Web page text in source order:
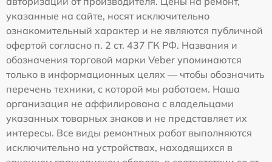
указанные на сайте, носят исключительно
ознакомительный характер и не являются публичной
офертой согласно п. 2 ст. 437 ГК РФ. Названия и
обозначения торговой марки Veber упоминаются
только в информационных целях — чтобы обозначить
перечень техники, с которой мы работаем. Наша
организация не аффилирована с владельцами
указанных товарных знаков и не представляет их
интересы. Все виды ремонтных работ выполняются
исключительно на устройствах, находящихся в